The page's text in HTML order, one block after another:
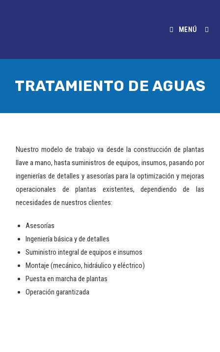
MENÚ
TRATAMIENTO DE AGUAS
Nuestro modelo de trabajo va desde la construcción de plantas
llave a mano, hasta suministros de equipos, insumos, pasando por
ingenierías de detalles y asesorías para la optimización y mejoras
operacionales de plantas existentes, dependiendo de las
necesidades de nuestros clientes:
Asesorías
Ingeniería básica y de detalles
Suministro integral de equipos e insumos
Montaje (mecánico, hidráulico y eléctrico)
Puesta en marcha de plantas
Operación garantizada